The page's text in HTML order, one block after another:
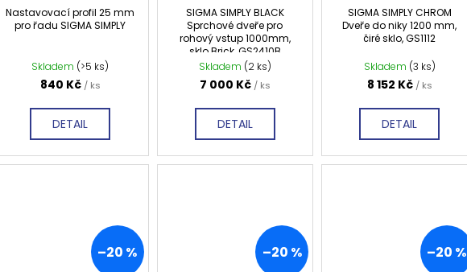
uNastavovací profil 25 mm
pro řadu SIGMA SIMPLY
Skladem (>5 ks)
840 Kč / ks
DETAIL
SIGMA SIMPLY BLACK
Sprchové dveře pro
rohový vstup 1000mm,
sklo Brick, GS2410B
Skladem (2 ks)
7 000 Kč / ks
DETAIL
SIGMA SIMPLY CHROM
Dveře do niky 1200 mm,
čiré sklo, GS1112
Skladem (3 ks)
8 152 Kč / ks
DETAIL
–20 % –20 % –20 %